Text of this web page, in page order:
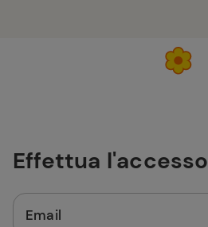
Effettua l'accesso
Email